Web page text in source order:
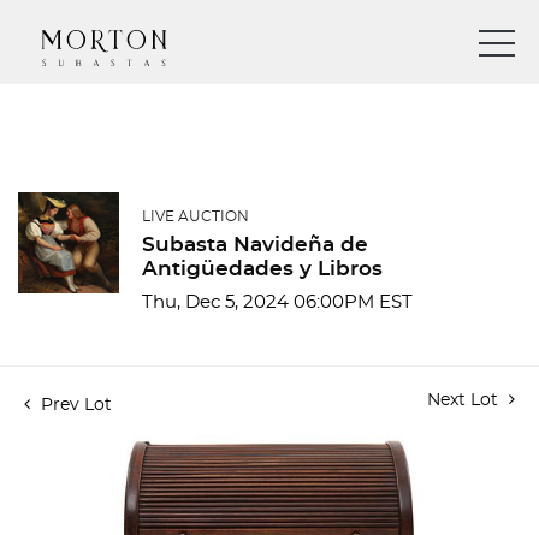
LIVE AUCTION
Subasta Navideña de
Antigüedades y Libros
Thu, Dec 5, 2024 06:00PM EST
Prev Lot Next Lot